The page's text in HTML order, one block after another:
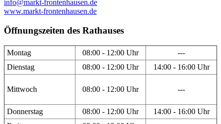
info@markt-frontenhausen.de
www.markt-frontenhausen.de
Öffnungszeiten des Rathauses
Montag 08:00 - 12:00 Uhr
---
Dienstag
08:00 - 12:00 Uhr 14:00 - 16:00 Uhr
Mittwoch 08:00 - 12:00 Uhr ---
Donnerstag 08:00 - 12:00 Uhr
14:00 - 16:00 Uhr